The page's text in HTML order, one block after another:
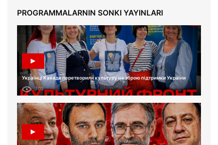
PROGRAMMALARNIN SONKI YAYINLARI
Українці Канади перетворили культуру на зброю підтримки України
102